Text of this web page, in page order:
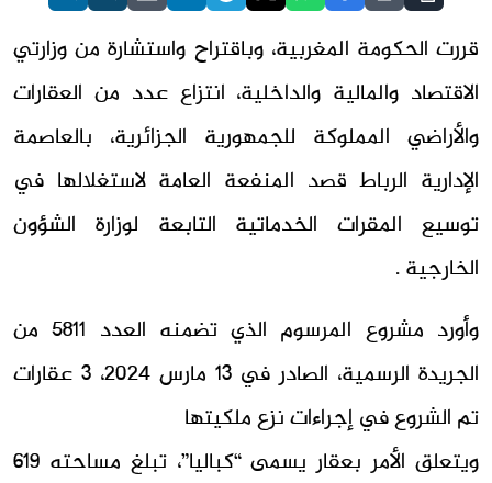
قررت الحكومة المغربية، وباقتراح واستشارة من وزارتي
الاقتصاد والمالية والداخلية، انتزاع عدد من العقارات
والأراضي المملوكة للجمهورية الجزائرية، بالعاصمة
الإدارية الرباط قصد المنفعة العامة لاستغلالها في
توسيع المقرات الخدماتية التابعة لوزارة الشؤون
الخارجية .
وأورد مشروع المرسوم الذي تضمنه العدد 5811 من
الجريدة الرسمية، الصادر في 13 مارس 2024، 3 عقارات
تم الشروع في إجراءات نزع ملكيتها
ويتعلق الأمر بعقار يسمى “كباليا”، تبلغ مساحته 619